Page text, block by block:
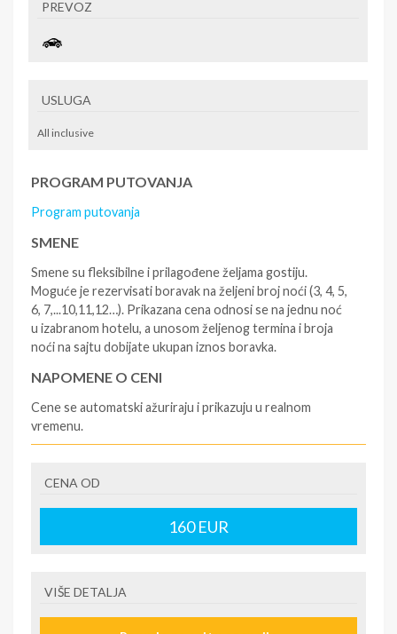
PREVOZ
USLUGA
All inclusive
PROGRAM PUTOVANJA
Program putovanja
SMENE
Smene su fleksibilne i prilagođene željama gostiju.
Moguće je rezervisati boravak na željeni broj noći (3, 4, 5,
6, 7,...10,11,12…). Prikazana cena odnosi se na jednu noć
u izabranom hotelu, a unosom željenog termina i broja
noći na sajtu dobijate ukupan iznos boravka.
NAPOMENE O CENI
Cene se automatski ažuriraju i prikazuju u realnom
vremenu.
- rezervisane i potvrđene usluge u izabranoj smeštajnoj
jedinici prema opisu - korišćenje hotelskih sadržaja
prema opisu - uslugu rezervacije - organizaciju
putovanja
krizu) na destinaciji, plaćaju se na recepciji
CENA OD
160EUR
VIŠE DETALJA